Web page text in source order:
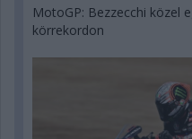
MotoGP: Bezzecchi közel
körrekordon